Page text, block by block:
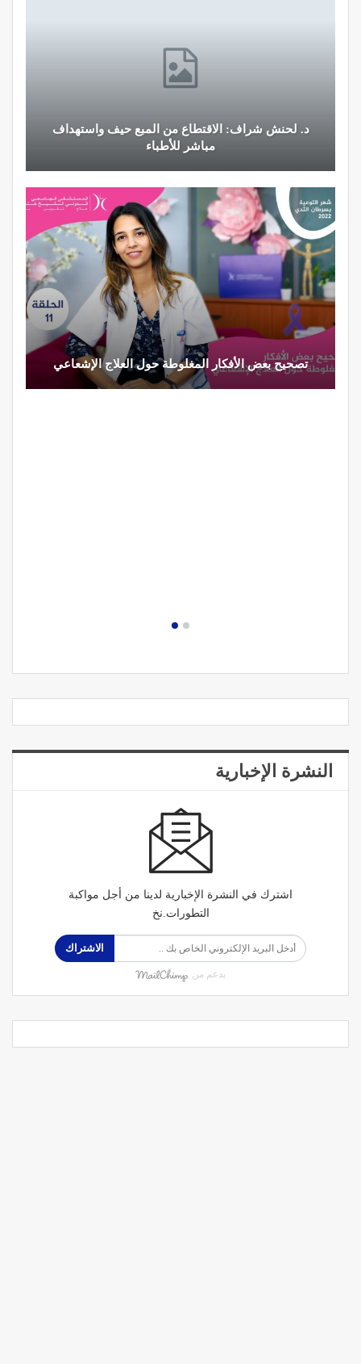
د. لحنش شراف: الاقتطاع من المبع حيف واستهداف
مباشر للأطباء
تصحيح بعض الأفكار المغلوطة حول العلاج الإشعاعي
النشرة الإخبارية
اشترك في النشرة الإخبارية لدينا من أجل مواكبة
التطورات.نخ
الاشتراك
بدعم من